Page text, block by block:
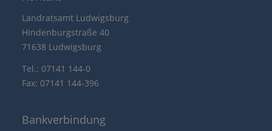
Landratsamt Ludwigsburg
Hindenburgstraße 40
71638 Ludwigsburg
Tel.: 07141 144-0
Fax: 07141 144-396
Bankverbindung